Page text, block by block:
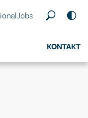
Jobs
KONTAKT